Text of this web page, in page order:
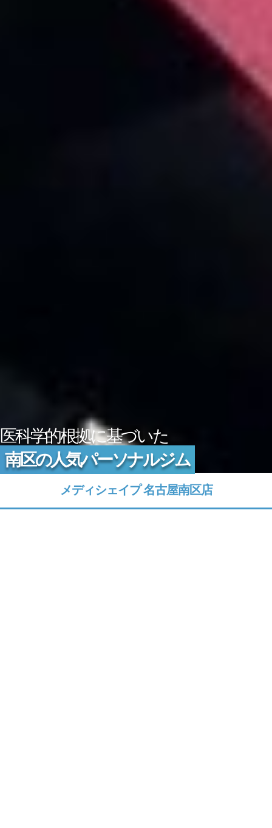
医科学的根拠に基づいた
南区の人気パーソナルジム
メディシェイプ 名古屋南区店